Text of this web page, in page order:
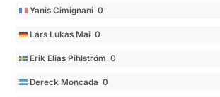
Yanis Cimignani 0
Lars Lukas Mai 0
Erik Elias Pihlström 0
Dereck Moncada 0